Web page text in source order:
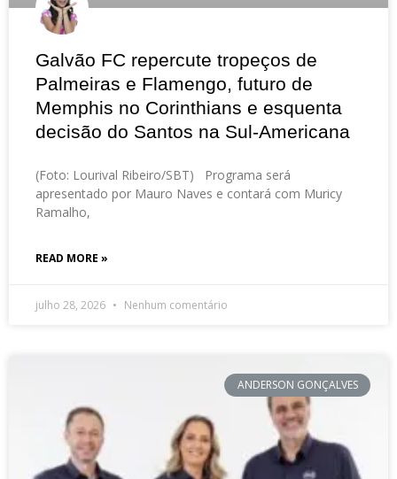
Galvão FC repercute tropeços de
Palmeiras e Flamengo, futuro de
Memphis no Corinthians e esquenta
decisão do Santos na Sul-Americana
(Foto: Lourival Ribeiro/SBT) Programa será
apresentado por Mauro Naves e contará com Muricy
Ramalho,
READ MORE »
julho 28, 2026 Nenhum comentário
ANDERSON GONÇALVES